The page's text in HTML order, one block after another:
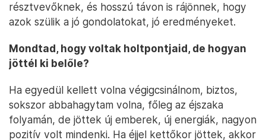
résztvevőknek, és hosszú távon is rájönnek, hogy
azok szülik a jó gondolatokat, jó eredményeket.
Mondtad, hogy voltak holtpontjaid, de hogyan
jöttél ki belőle?
Ha egyedül kellett volna végigcsinálnom, biztos,
sokszor abbahagytam volna, főleg az éjszaka
folyamán, de jöttek új emberek, új energiák, nagyon
pozitív volt mindenki. Ha éjjel kettőkor jöttek, akkor